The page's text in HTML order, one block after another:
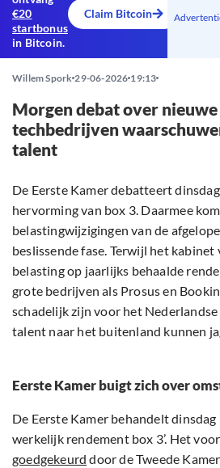
€20
startbonus
in Bitcoin.
Claim Bitcoin
Willem Spork 29-06-2026 19:13
Morgen debat over
techbedrijven
talent
De Eerste Kamer debatteert
hervorming van box 3. Daarmee
belastingwijzigingen van de
beslissende fase. Terwijl het kabinet
belasting op jaarlijks behaalde
grote bedrijven als Prosus en
schadelijk zijn voor het
talent naar het buitenland kunnen
Eerste Kamer buigt zich over
De Eerste Kamer behandelt
werkelijk rendement box 3’. Het
goedgekeurd door de Tweede